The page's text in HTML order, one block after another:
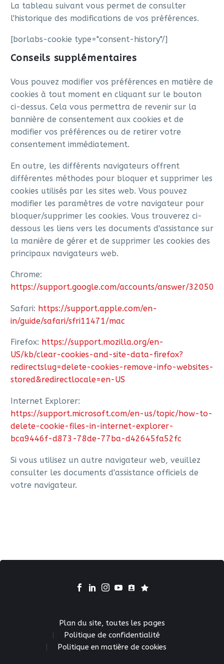
La tableau suivant vous permet de consulter
l'historique des modifications de vos préférences.
[borlabs-cookie type="consent-history"/]
Conseils supplémentaires
Vous pouvez modifier vos préférences en matière de
cookies à tout moment en cliquant sur le bouton
ci-dessus. Cela vous permettra de revenir sur la
bannière de consentement aux cookies et de
modifier vos préférences ou de retirer votre
consentement immédiatement.
En outre, les différents navigateurs offrent
différentes méthodes pour bloquer et supprimer les
cookies utilisés par les sites web. Vous pouvez
modifier les paramètres de votre navigateur pour
bloquer/supprimer les cookies. Vous trouverez ci-
dessous les liens vers les documents d'assistance sur
la manière de gérer et de supprimer les cookies des
principaux navigateurs web.
Chrome:
https://support.google.com/accounts/answer/32050
Safari: https://support.apple.com/en-
in/guide/safari/sfri11471/mac
Firefox: https://support.mozilla.org/en-
US/kb/clear-cookies-and-site-data-firefox?
redirectslug=delete-cookies-remove-info-websites-
stored&redirectlocale=en-US
Internet Explorer:
https://support.microsoft.com/en-us/topic/how-to-
delete-cookie-files-in-internet-explorer-
bca9446f-d873-78de-77ba-d42645fa52fc
Si vous utilisez un autre navigateur web, veuillez
consulter les documents d'assistance officiels de
votre navigateur.
Plan du site, toutes les pages
Politique de confidentialité
Politique en matière de cookies